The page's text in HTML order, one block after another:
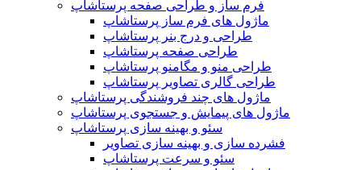
فرم ساز و طراحی صفحه پرستاشاپ
ماژول های فرم ساز پرستاشاپ
طراحی و درج بنر پرستاشاپ
طراحی صفحه پرستاشاپ
طراحی منو و مگامنو پرستاشاپ
طراحی گالری تصاویر پرستاشاپ
ماژول های چند فروشندگی پرستاشاپ
ماژول های پیمایش و جستجوی پرستاشاپ
سئو و بهینه سازی پرستاشاپ
فشرده سازی و بهینه سازی تصاویر
سئو و سرعت پرستاشاپ